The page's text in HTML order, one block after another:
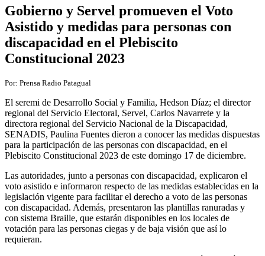
Gobierno y Servel promueven el Voto
Asistido y medidas para personas con
discapacidad en el Plebiscito
Constitucional 2023
Por: Prensa Radio Patagual
El seremi de Desarrollo Social y Familia, Hedson Díaz; el director
regional del Servicio Electoral, Servel, Carlos Navarrete y la
directora regional del Servicio Nacional de la Discapacidad,
SENADIS, Paulina Fuentes dieron a conocer las medidas dispuestas
para la participación de las personas con discapacidad, en el
Plebiscito Constitucional 2023 de este domingo 17 de diciembre.
Las autoridades, junto a personas con discapacidad, explicaron el
voto asistido e informaron respecto de las medidas establecidas en la
legislación vigente para facilitar el derecho a voto de las personas
con discapacidad. Además, presentaron las plantillas ranuradas y
con sistema Braille, que estarán disponibles en los locales de
votación para las personas ciegas y de baja visión que así lo
requieran.